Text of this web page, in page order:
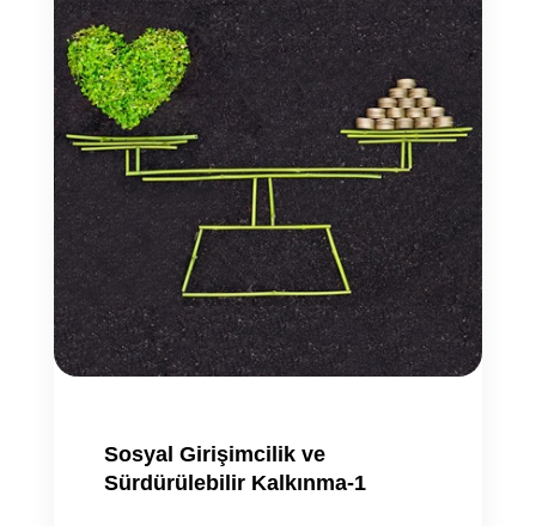
Sosyal Girişimcilik ve
Sürdürülebilir Kalkınma-1